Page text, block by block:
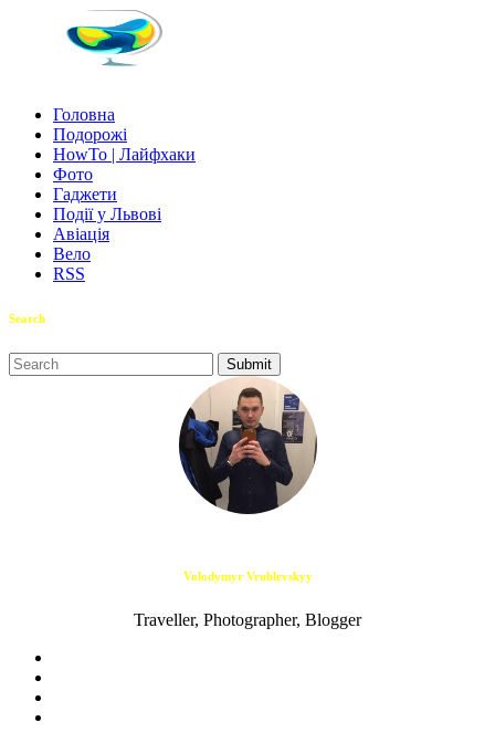
Головна
Подорожі
HowTo | Лайфхаки
Фото
Гаджети
Події у Львові
Авіація
Вело
RSS
Search
Volodymyr Vrublevskyy
Traveller, Photographer, Blogger